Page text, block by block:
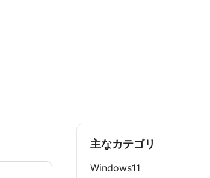
主なカテゴリ
Windows11